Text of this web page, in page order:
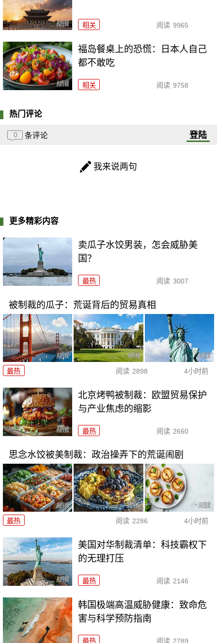
相关 阅读 9965
福岛餐桌上的恐慌：日本人自己
都不敢吃
相关 阅读 9758
热门评论
0 条评论 登陆
我来说两句
更多精彩内容
卖瓜子水饺男装，怎会威胁美
国？
最热 阅读 3007
被制裁的瓜子：荒诞背后的贸易真相
最热 阅读 2898 4小时前
北京烤鸭被制裁：欧盟贸易保护
与产业焦虑的缩影
最热 阅读 2660
思念水饺被美制裁：政治操弄下的荒诞闹剧
最热 阅读 2286 4小时前
美国对华制裁清单：科技霸权下
的无理打压
最热 阅读 2146
韩国极端高温威胁健康：致命危
害与科学预防指南
最热 阅读 2789